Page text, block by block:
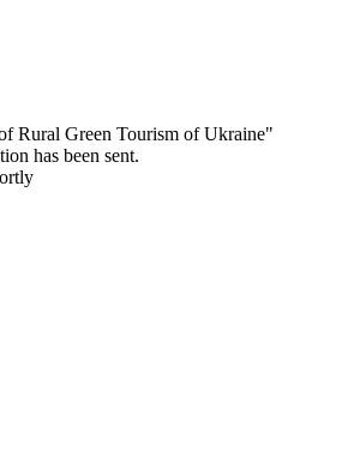
Rural Green Tourism of Ukraine"
has been sent.